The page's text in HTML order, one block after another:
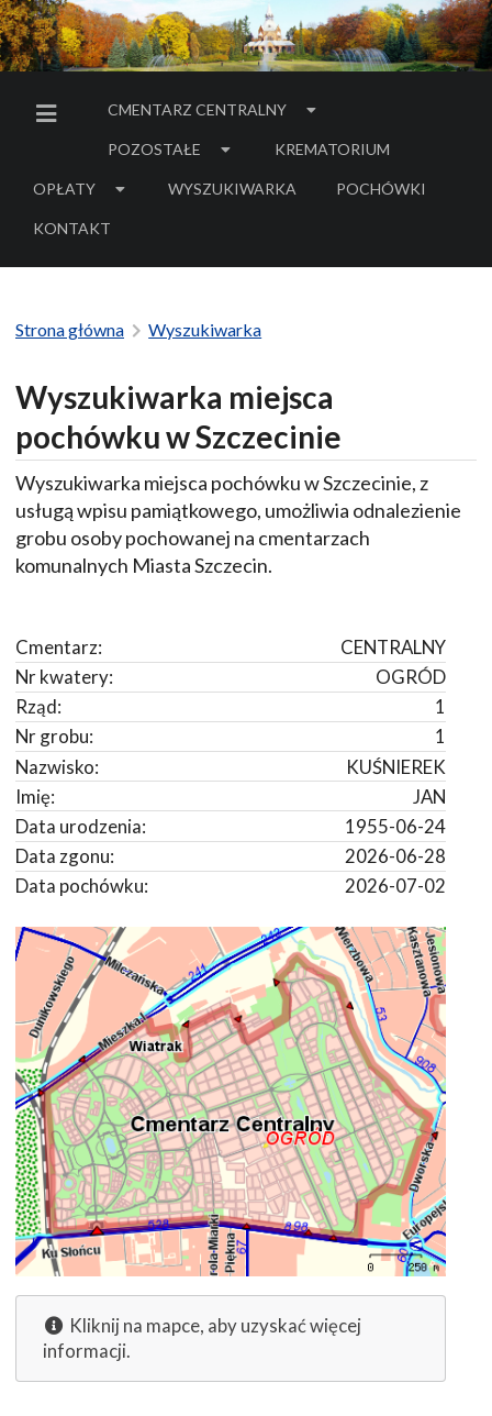
MENU BOCZNE
CMENTARZ CENTRALNY
POZOSTAŁE KREMATORIUM
OPŁATY WYSZUKIWARKA POCHÓWKI
- LINK DO SERWISU
KONTAKT
Strona główna Wyszukiwarka
Wyszukiwarka miejsca
pochówku w Szczecinie
Wyszukiwarka miejsca pochówku w Szczecinie, z
usługą wpisu pamiątkowego, umożliwia odnalezienie
grobu osoby pochowanej na cmentarzach
komunalnych Miasta Szczecin.
CENTRALNY
Cmentarz:
OGRÓD
Nr kwatery:
1
Rząd:
1
Nr grobu:
KUŚNIEREK
Nazwisko:
JAN
Imię:
1955-06-24
Data urodzenia:
2026-06-28
Data zgonu:
2026-07-02
Data pochówku:
Kliknij na mapce, aby uzyskać więcej
informacji.